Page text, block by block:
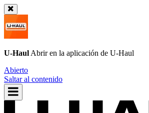
U-Haul Abrir en la aplicación de U-Haul
Abierto
Saltar al contenido